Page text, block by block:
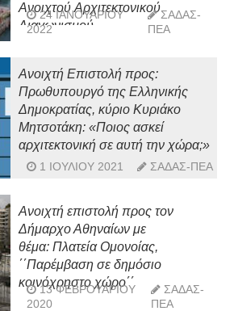
Ανοιχτού Αρχιτεκτονικού
Διαγωνισμού
24 ΙΑΝΟΥΑΡΊΟΥ
2022
ΣΑΔΑΣ-
ΠΕΑ
Ανοιχτή Επιστολή προς:
Πρωθυπουργό της Ελληνικής
Δημοκρατίας, κύριο Κυριάκο
Μητσοτάκη: «Ποιος ασκεί
αρχιτεκτονική σε αυτή την χώρα;»
1 ΙΟΥΛΊΟΥ 2021 ΣΑΔΑΣ-ΠΕΑ
Ανοιχτή επιστολή προς τον
Δήμαρχο Αθηναίων με
θέμα: Πλατεία Ομονοίας,
΄΄Παρέμβαση σε δημόσιο
κοινόχρηστο χώρο΄΄
13 ΦΕΒΡΟΥΑΡΊΟΥ
2020
ΣΑΔΑΣ-
ΠΕΑ